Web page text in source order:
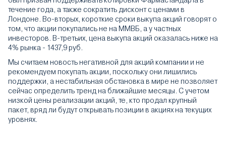
течение года, а также сократить дисконт с ценами в
Лондоне. Во-вторых, короткие сроки выкупа акций говорят о
том, что акции покупались не на ММВБ, а у частных
инвесторов. В-третьих, цена выкупа акций оказалась ниже на
4% рынка - 1437,9 руб.
Мы считаем новость негативной для акций компании и не
рекомендуем покупать акции, поскольку они лишились
поддержки, а нестабильная обстановка в мире не позволяет
сейчас определить тренд на ближайшие месяцы. С учетом
низкой цены реализации акций, те, кто продал крупный
пакет, вряд ли будут открывать позиции в акциях на текущих
уровнях.